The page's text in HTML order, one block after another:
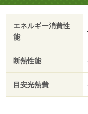
豊富な賃貸情報と地
安心していただけま
にご連絡下さい。・
ハウスリーブ株式会
ト可は２．５万／２
７０円／月・管理形
を失敗せず、スター
エネルギー消費性
能
断熱性能
目安光熱費